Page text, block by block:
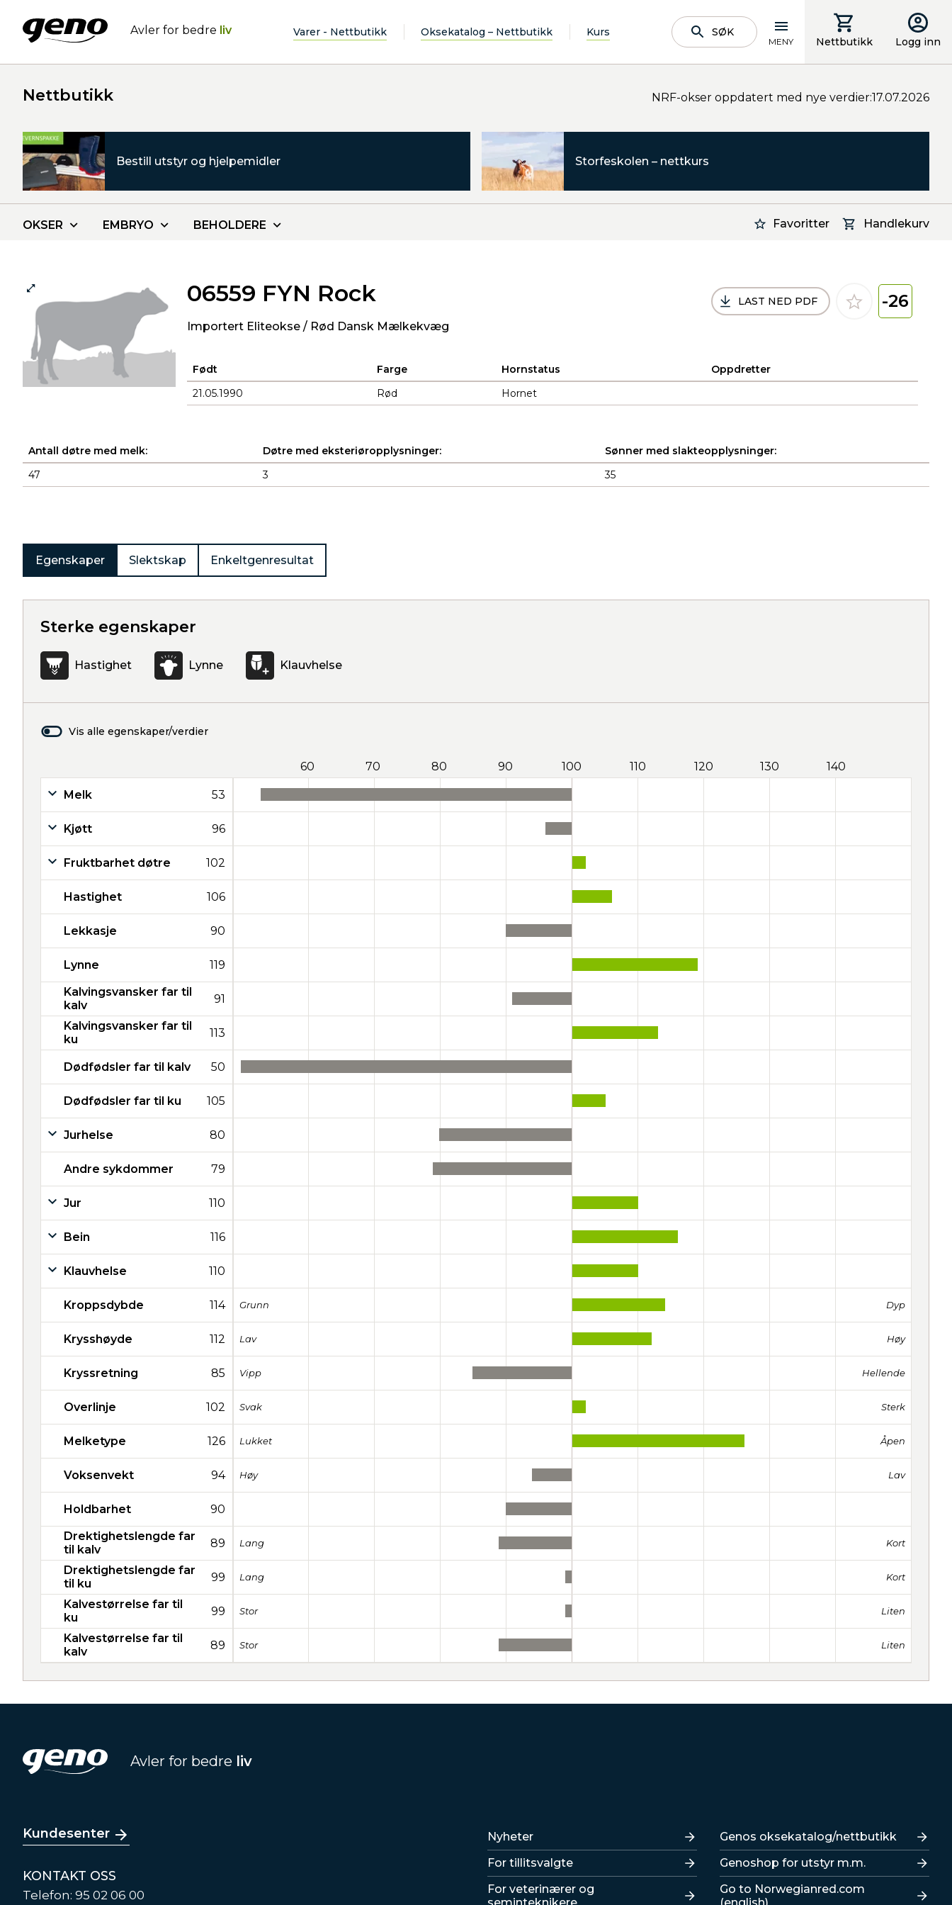
Avler for bedre liv Varer - Nettbutikk Oksekatalog – Nettbutikk Kurs SØK
MENY Nettbutikk Logg inn
Nettbutikk NRF-okser oppdatert med nye verdier:17.07.2026
Bestill utstyr og hjelpemidler Storfeskolen – nettkurs
Favoritter Handlekurv
OKSER EMBRYO BEHOLDERE
06559 FYN Rock
Importert Eliteokse / Rød Dansk Mælkekvæg
LAST NED PDF -26
Født Farge Hornstatus
Oppdretter
21.05.1990
Rød Hornet
Antall døtre med melk: Døtre med eksteriøropplysninger:
Sønner med slakteopplysninger:
47
3 35
Egenskaper Slektskap Enkeltgenresultat
Sterke egenskaper
Hastighet Lynne Klauvhelse
Vis alle egenskaper/verdier
60 70 80 90 100 110 120 130 140
Melk 53
Kjøtt 96
Fruktbarhet døtre 102
Hastighet 106
Lekkasje 90
Lynne 119
Kalvingsvansker far til
kalv
91
Kalvingsvansker far til
ku
113
Dødfødsler far til kalv 50
Dødfødsler far til ku 105
Jurhelse 80
Andre sykdommer 79
Jur 110
Bein 116
Klauvhelse 110
Kroppsdybde 114 Grunn Dyp
Krysshøyde 112 Lav Høy
Kryssretning 85 Vipp Hellende
Overlinje 102 Svak Sterk
Melketype 126 Lukket Åpen
Voksenvekt 94 Høy Lav
Holdbarhet 90
Drektighetslengde far
til kalv
89 Lang Kort
Drektighetslengde far
til ku
99 Lang Kort
Kalvestørrelse far til
ku
99 Stor Liten
Kalvestørrelse far til
kalv
89 Stor Liten
Avler for bedre liv
Kundesenter
KONTAKT OSS
Telefon: 95 02 06 00
Lenker
Nyheter
For tillitsvalgte
For veterinærer og
seminteknikere
Lenker
Genos oksekatalog/nettbutikk
Genoshop for utstyr m.m.
Go to Norwegianred.com
(english)